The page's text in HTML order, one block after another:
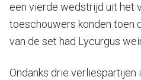
een vierde wedstrijd uit het
toeschouwers konden toen
van de set had Lycurgus
Ondanks drie